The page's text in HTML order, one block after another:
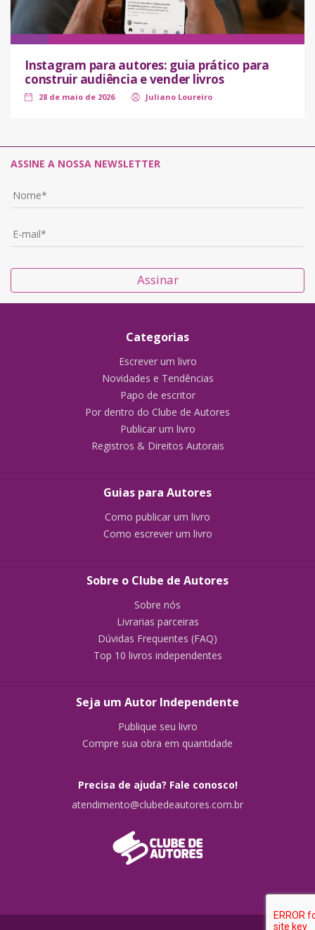
Instagram para autores: guia prático para
construir audiência e vender livros
28 de maio de 2026 Juliano Loureiro
ASSINE A NOSSA NEWSLETTER
Assinar
Categorias
Escrever um livro
Novidades e Tendências
Papo de escritor
Por dentro do Clube de Autores
Publicar um livro
Registros & Direitos Autorais
Guias para Autores
Como publicar um livro
Como escrever um livro
Sobre o Clube de Autores
Sobre nós
Livrarias parceiras
Dúvidas Frequentes (FAQ)
Top 10 livros independentes
Seja um Autor Independente
Publique seu livro
Compre sua obra em quantidade
Precisa de ajuda? Fale conosco!
atendimento@clubedeautores.com.br